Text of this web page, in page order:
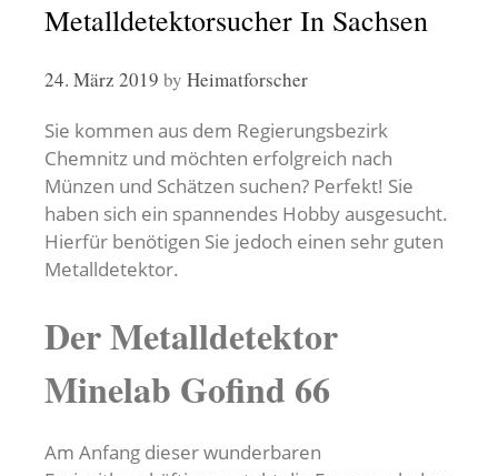
Metalldetektorsucher In Sachsen
24. März 2019 by Heimatforscher
Sie kommen aus dem Regierungsbezirk
Chemnitz und möchten erfolgreich nach
Münzen und Schätzen suchen? Perfekt! Sie
haben sich ein spannendes Hobby ausgesucht.
Hierfür benötigen Sie jedoch einen sehr guten
Metalldetektor.
Der Metalldetektor
Minelab Gofind 66
Am Anfang dieser wunderbaren